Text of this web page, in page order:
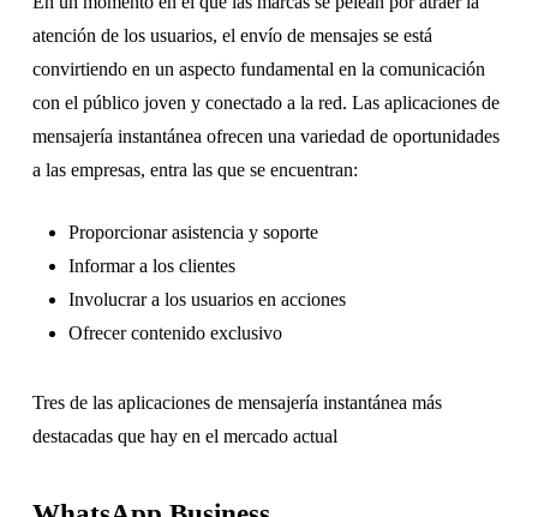
atención de los usuarios, el envío de mensajes se está
convirtiendo en un aspecto fundamental en la comunicación
con el público joven y conectado a la red. Las aplicaciones de
mensajería instantánea ofrecen una variedad de oportunidades
a las empresas, entra las que se encuentran:
Proporcionar asistencia y soporte
Informar a los clientes
Involucrar a los usuarios en acciones
Ofrecer contenido exclusivo
Tres de las aplicaciones de mensajería instantánea más
destacadas que hay en el mercado actual